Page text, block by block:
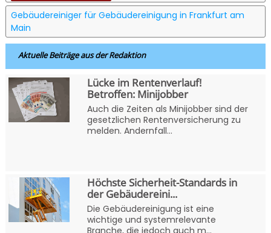
Gebäudereiniger für Gebäudereinigung in Frankfurt am
Main
Aktuelle Beiträge aus der Redaktion
Lücke im Rentenverlauf!
Betroffen: Minijobber
Auch die Zeiten als Minijobber sind der
gesetzlichen Rentenversicherung zu
melden. Andernfall...
Höchste Sicherheit-Standards in
der Gebäudereini...
Die Gebäudereinigung ist eine
wichtige und systemrelevante
Branche, die jedoch auch m...